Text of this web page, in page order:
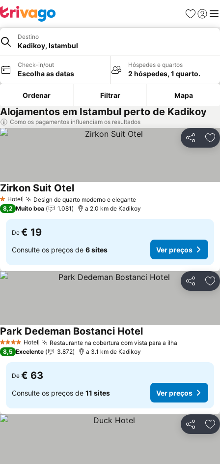
Favoritos
Iniciar
Destino
Kadikoy, Istambul
Check-in/out
Escolha as datas
Hóspedes e quartos
2 hóspedes, 1 quarto.
Ordenar Filtrar Mapa
Alojamentos em Istambul perto de Kadikoy
Como os pagamentos influenciam os resultados
Partilhar
1 Estrelas
Hotel Design de quarto moderno e elegante
Zirkon Suit Otel
8,2 Muito boa 1.081 a 2.0 km de Kadikoy
De € 19
Consulte os preços de 6 sites Ver preços
Partilhar
4 EstrelasHotel Restaurante na cobertura com vista para a ilha
Park Dedeman Bostanci Hotel
8,5 Excelente 3.872 a 3.1 km de Kadikoy
De € 63
Consulte os preços de 11 sites Ver preços
Partilhar